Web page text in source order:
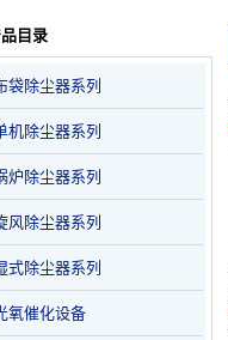
目录
袋除尘器系列
机除尘器系列
炉除尘器系列
风除尘器系列
式除尘器系列
氧催化设备